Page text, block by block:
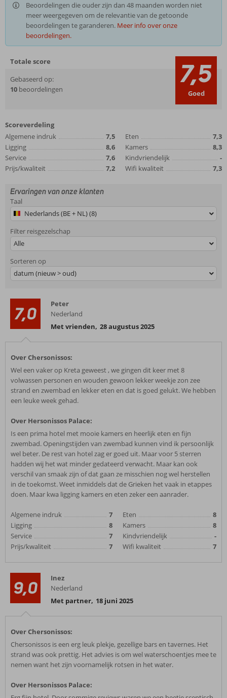
Beoordelingen die ouder zijn dan 48 maanden worden niet
meer weergegeven om de relevantie van de getoonde
beoordelingen te garanderen. Meer info over onze
beoordelingen.
Totale score
Gebaseerd op:
10 beoordelingen 7,5
Goed
Scoreverdeling
Algemene indruk
7,5
Ligging
8,6
Service
7,6
Prijs/kwaliteit
7,2
Eten
7,3
Kamers
8,3
Kindvriendelijk
-
Wifi kwaliteit
7,3
Ervaringen van onze klanten
Taal
Nederlands (BE + NL) (8)
Filter reisgezelschap
Alle
Sorteren op
datum (nieuw > oud)
7,0
Peter
Nederland
Met vrienden, 28 augustus 2025
Over Chersonissos:
Wel een vaker op Kreta geweest , we gingen dit keer met 8
volwassen personen en wouden gewoon lekker weekje zon zee
strand en zwembad en lekker eten en dat is goed gelukt. We hebben
een leuke week gehad.
Over Hersonissos Palace:
Is een prima hotel met mooie kamers en heerlijk eten en fijn
zwembad. Openingstijden van zwembad kunnen vind ik persoonlijk
wel beter. De rest van hotel zag er goed uit. Maar voor 5 sterren
hadden wij het wat minder gedateerd verwacht. Maar kan ook
verschil van smaak zijn of dat gaan ze misschien nog wel herstellen
in de toekomst. Weet inmiddels dat de Grieken het vaak in etappes
doen. Maar kwa ligging kamers en eten zeker een aanrader.
Algemene indruk
7
Ligging
8
Service
7
Prijs/kwaliteit
7
Eten
8
Kamers
8
Kindvriendelijk
-
Wifi kwaliteit
7
9,0
Inez
Nederland
Met partner, 18 juni 2025
Over Chersonissos:
Chersonissos is een erg leuk plekje, gezellige bars en tavernes. Het
strand was ook prettig. Het advies is om wel waterschoentjes mee te
nemen want het zijn voornamelijk rotsen in het water.
Over Hersonissos Palace: